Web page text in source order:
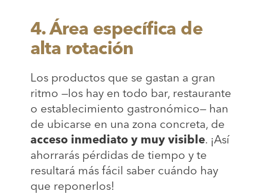
4. Área específica de
alta rotación
Los productos que se gastan a gran
ritmo —los hay en todo bar, restaurante
o establecimiento gastronómico— han
de ubicarse en una zona concreta, de
acceso inmediato y muy visible. ¡Así
ahorrarás pérdidas de tiempo y te
resultará más fácil saber cuándo hay
que reponerlos!